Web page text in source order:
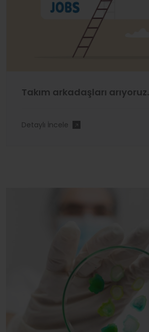
Takım arkadaşları arıyoruz.
Detaylı İncele